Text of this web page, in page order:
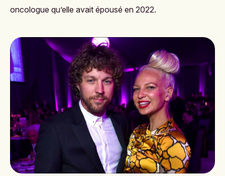
oncologue qu’elle avait épousé en 2022.